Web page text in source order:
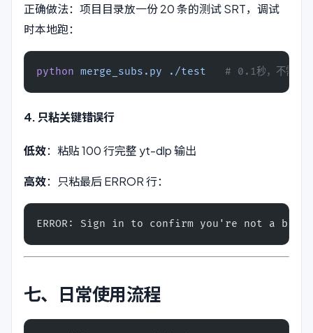
正确做法：项目目录放一份 20 条的测试 SRT，调试
时本地跑：
python merge_subs.py ./test
# 0.1秒，不需要
4. 只粘关键错误行
低效：粘贴 100 行完整 yt-dlp 输出
高效：只粘最后 ERROR 行：
ERROR: Sign in to confirm you're not a bot.
七、日常使用流程